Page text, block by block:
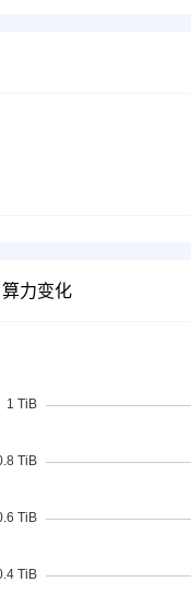
算力变化